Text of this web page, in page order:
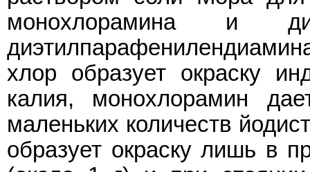
монохлорамина и
хлор образует окраску
калия, монохлорамин
маленьких количеств
образует окраску лишь в